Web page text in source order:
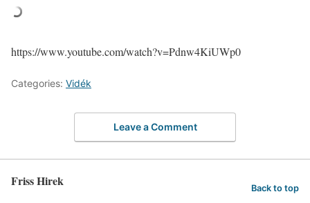
https://www.youtube.com/watch?v=Pdnw4KiUWp0
Categories: Vidék
Leave a Comment
Friss Hirek Back to top